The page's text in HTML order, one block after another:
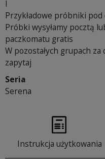
I
Przykładowe próbniki pod
Próbki wysyłamy pocztą
paczkomatu gratis
W pozostałych grupach za
zapytaj
Seria
Serena
Instrukcja użytkowania